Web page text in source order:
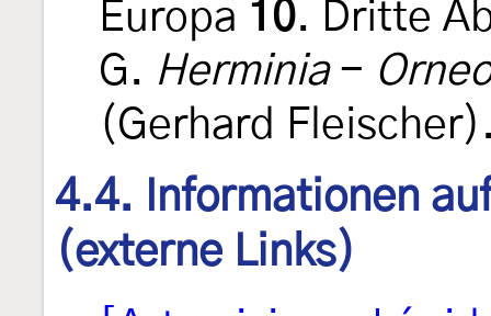
Europa 10. Dritte
G. Herminia-
(Gerhard
4.4. Informationen
(externe Links)